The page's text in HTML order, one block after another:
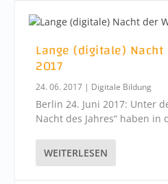
Lange (digitale)
2017
24. 06. 2017 | Digitale Bildung
Berlin 24. Juni 2017: Unter
Nacht des Jahres“ haben in
WEITERLESEN